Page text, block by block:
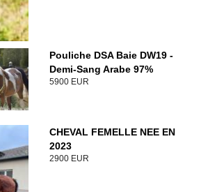
Pouliche DSA Baie DW19 -
Demi-Sang Arabe 97%
5900 EUR
CHEVAL FEMELLE NEE EN
2023
2900 EUR